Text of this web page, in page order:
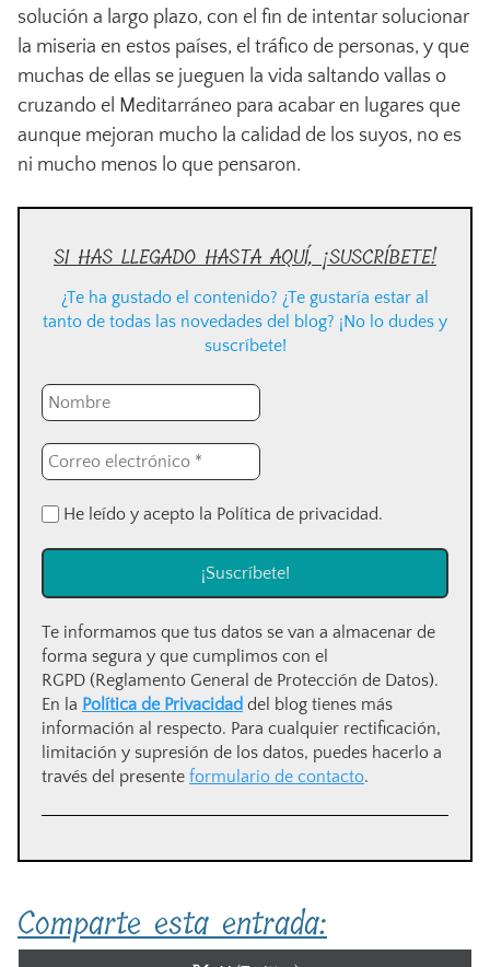
solución a largo plazo, con el fin de intentar solucionar
la miseria en estos países, el tráfico de personas, y que
muchas de ellas se jueguen la vida saltando vallas o
cruzando el Meditarráneo para acabar en lugares que
aunque mejoran mucho la calidad de los suyos, no es
ni mucho menos lo que pensaron.
SI HAS LLEGADO HASTA AQUÍ, ¡SUSCRÍBETE!
¿Te ha gustado el contenido? ¿Te gustaría estar al
tanto de todas las novedades del blog? ¡No lo dudes y
suscríbete!
He leído y acepto la Política de privacidad.
Te informamos que tus datos se van a almacenar de
forma segura y que cumplimos con el
RGPD (Reglamento General de Protección de Datos).
En la Política de Privacidad del blog tienes más
información al respecto. Para cualquier rectificación,
limitación y supresión de los datos, puedes hacerlo a
través del presente formulario de contacto.
Comparte esta entrada: